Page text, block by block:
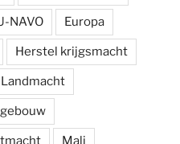
NAVO Europa
Herstel krijgsmacht
Landmacht
Mali